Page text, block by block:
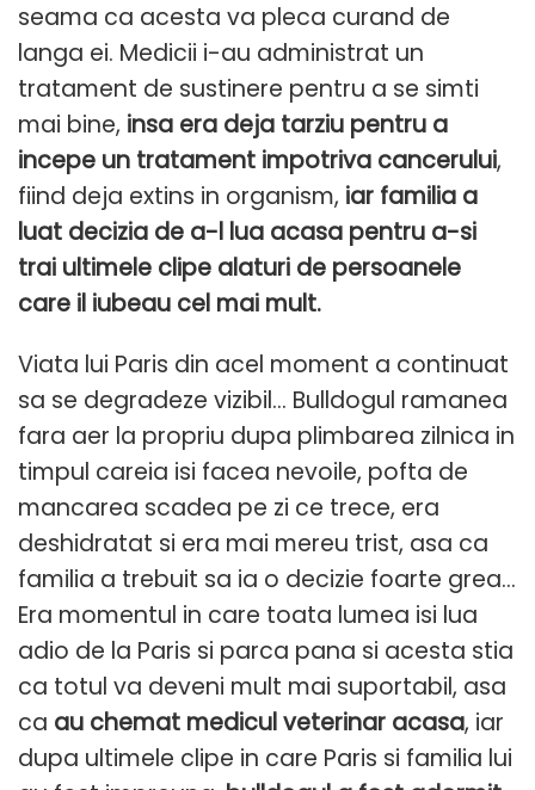
seama ca acesta va pleca curand de
langa ei. Medicii i-au administrat un
tratament de sustinere pentru a se simti
mai bine, insa era deja tarziu pentru a
incepe un tratament impotriva cancerului,
fiind deja extins in organism, iar familia a
luat decizia de a-l lua acasa pentru a-si
trai ultimele clipe alaturi de persoanele
care il iubeau cel mai mult.
Viata lui Paris din acel moment a continuat
sa se degradeze vizibil… Bulldogul ramanea
fara aer la propriu dupa plimbarea zilnica in
timpul careia isi facea nevoile, pofta de
mancarea scadea pe zi ce trece, era
deshidratat si era mai mereu trist, asa ca
familia a trebuit sa ia o decizie foarte grea…
Era momentul in care toata lumea isi lua
adio de la Paris si parca pana si acesta stia
ca totul va deveni mult mai suportabil, asa
ca au chemat medicul veterinar acasa, iar
dupa ultimele clipe in care Paris si familia lui